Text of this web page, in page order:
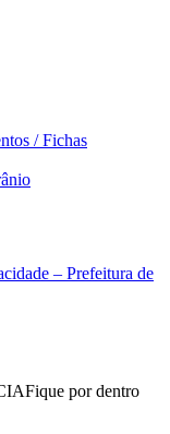
/ Fichas
– Prefeitura de
Fique por dentro